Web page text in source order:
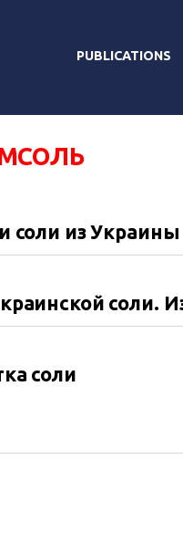
PUBLICATIONS
соли из Украины
соли.
соли